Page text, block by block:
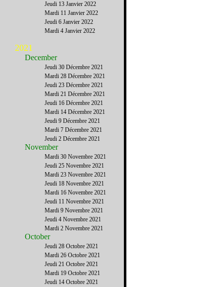
Jeudi 13 Janvier 2022
Mardi 11 Janvier 2022
Jeudi 6 Janvier 2022
Mardi 4 Janvier 2022
2021
December
Jeudi 30 Décembre 2021
Mardi 28 Décembre 2021
Jeudi 23 Décembre 2021
Mardi 21 Décembre 2021
Jeudi 16 Décembre 2021
Mardi 14 Décembre 2021
Jeudi 9 Décembre 2021
Mardi 7 Décembre 2021
Jeudi 2 Décembre 2021
November
Mardi 30 Novembre 2021
Jeudi 25 Novembre 2021
Mardi 23 Novembre 2021
Jeudi 18 Novembre 2021
Mardi 16 Novembre 2021
Jeudi 11 Novembre 2021
Mardi 9 Novembre 2021
Jeudi 4 Novembre 2021
Mardi 2 Novembre 2021
October
Jeudi 28 Octobre 2021
Mardi 26 Octobre 2021
Jeudi 21 Octobre 2021
Mardi 19 Octobre 2021
Jeudi 14 Octobre 2021